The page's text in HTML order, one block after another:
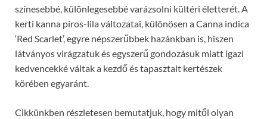
színesebbé, különlegesebbé varázsolni kültéri életterét. A
kerti kanna piros-lila változatai, különösen a Canna indica
‘Red Scarlet’, egyre népszerűbbek hazánkban is, hiszen
látványos virágzatuk és egyszerű gondozásuk miatt igazi
kedvencekké váltak a kezdő és tapasztalt kertészek
körében egyaránt.
Cikkünkben részletesen bemutatjuk, hogy mitől olyan